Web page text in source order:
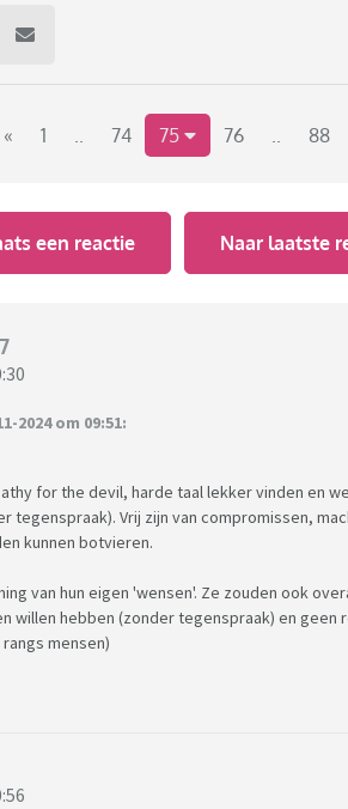
wordt het een nieuwe periode Donald
verkiezingen, op een
« 1 .. 74 75 76 .. 88
een reactie Naar laatste
2024 om 09:51:
for the devil, harde taal lekker vinden en
tegenspraak). Vrij zijn van compromissen,
kunnen botvieren.
van hun eigen 'wensen'. Ze zouden ook
willen hebben (zonder tegenspraak) en geen
mensen)